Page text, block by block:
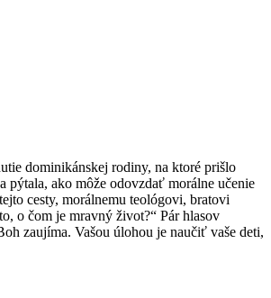
dominikánskej rodiny, na ktoré prišlo
pýtala, ako môže odovzdať morálne učenie
cesty, morálnemu teológovi, bratovi
o čom je mravný život?“ Pár hlasov
zaujíma. Vašou úlohou je naučiť vaše deti,